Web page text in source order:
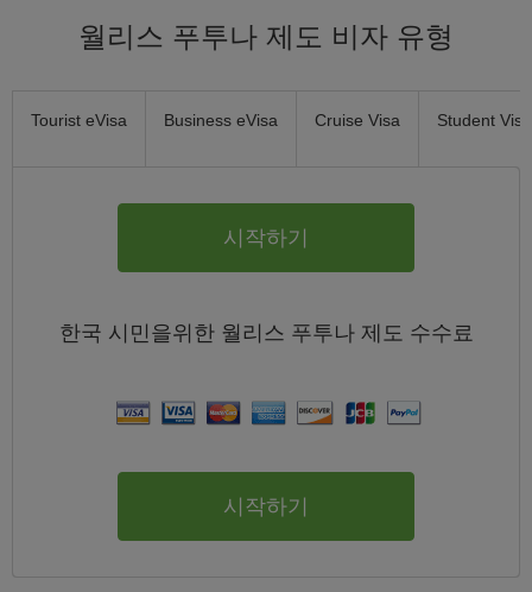
월리스 푸투나 제도 비자 유형
Tourist eVisa Business eVisa Cruise Visa Student Visa
시작하기
한국 시민을위한 월리스 푸투나 제도 수수료
시작하기